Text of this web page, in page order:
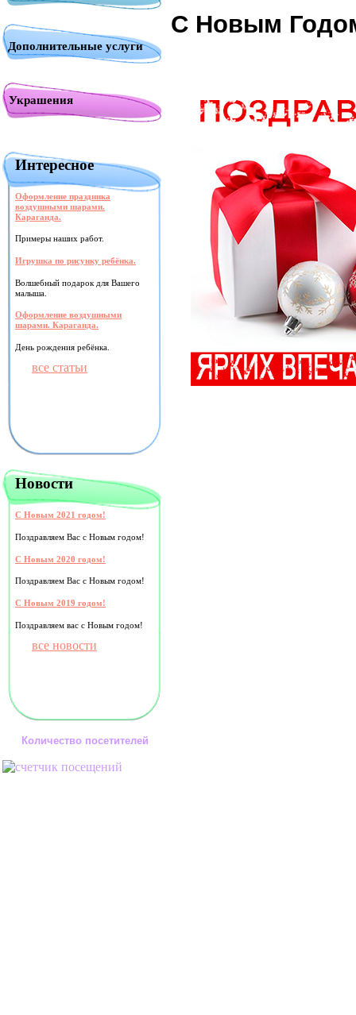
Дополнительные услуги
Украшения
Интересное
Оформление праздника
воздушными шарами.
Караганда.
Примеры наших работ.
Игрушка по рисунку ребёнка.
Волшебный подарок для Вашего
малыша.
Оформление воздушными
шарами. Караганда.
День рождения ребёнка.
все статьи
Новости
С Новым 2021 годом!
Поздравляем Вас с Новым годом!
С Новым 2020 годом!
Поздравляем Вас с Новым годом!
С Новым 2019 годом!
Поздравляем вас с Новым годом!
все новости
Количество посетителей
С Новым